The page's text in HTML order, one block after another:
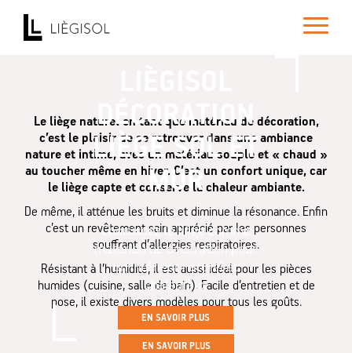
Toggle
DÉCORATION
LIÈGE SOL ET
MUR
Choisissez le liège comme
matériau de décoration pour
un intérieur naturel et
chaleureux
EN SAVOIR PLUS
Le liège naturel en tant que matériau de décoration,
c’est le plaisir de se retrouver dans une ambiance
nature et intime, avec un matériau souple et « chaud »
au toucher même en hiver. C’est un confort unique, car
le liège capte et conserve la chaleur ambiante.
De même, il atténue les bruits et diminue la résonance. Enfin
c’est un revêtement sain apprécié par les personnes
souffrant d’allergies respiratoires.
Résistant à l’humidité, il est aussi idéal pour les pièces
humides (cuisine, salle de bain). Facile d’entretien et de
pose, il existe divers modèles pour tous les goûts.
EN SAVOIR PLUS